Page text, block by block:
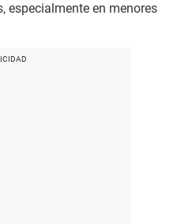
especialmente en menores